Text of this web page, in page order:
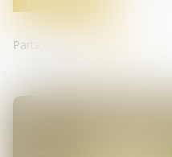
Partager sur